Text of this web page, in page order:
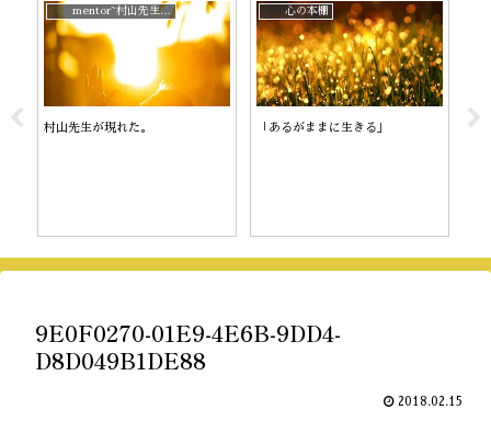
mentor~村山先生と。
村山先生が現れた。
心の本棚
「あるがままに生きる」 陰
9E0F0270-01E9-4E6B-9DD4-
D8D049B1DE88
2018.02.15